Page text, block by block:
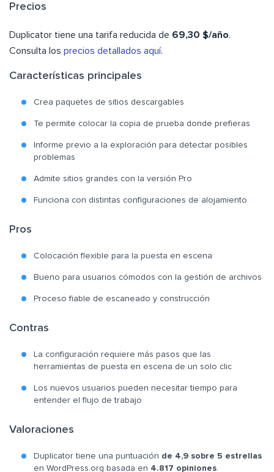
Precios
Duplicator tiene una tarifa reducida de 69,30 $/año.
Consulta los precios detallados aquí.
Características principales
Crea paquetes de sitios descargables
Te permite colocar la copia de prueba donde prefieras
Informe previo a la exploración para detectar posibles
problemas
Admite sitios grandes con la versión Pro
Funciona con distintas configuraciones de alojamiento
Pros
Colocación flexible para la puesta en escena
Bueno para usuarios cómodos con la gestión de archivos
Proceso fiable de escaneado y construcción
Contras
La configuración requiere más pasos que las
herramientas de puesta en escena de un solo clic
Los nuevos usuarios pueden necesitar tiempo para
entender el flujo de trabajo
Valoraciones
Duplicator tiene una puntuación de 4,9 sobre 5 estrellas
en WordPress.org basada en 4.817 opiniones.